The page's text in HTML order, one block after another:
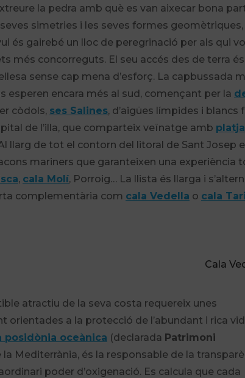
la pedra amb què es van aixecar bona
simetries i les seves formes geomètriques,
és gairebé un lloc de peregrinació per als qui
més concorreguts. El seu accés des de terra és
sense cap mena d’esforç. La capbussada
esperen encara més al sud, començant per la
còdols, ses Salines, d’aigües límpides i blancs
de l’illa, que comparteix veïnatge amb platja
llarg de tot el contorn del litoral de Sant Josep
mariners que garanteixen una experiència
, cala Molí, Porroig… La llista és llarga i
complementària com cala Vedella o cala
Cala
atractiu de la seva costa requereix unes
a la protecció de l’abundant i rica
posidònia oceànica (declarada Patrimoni
Mediterrània, és la responsable de la
poder d’oxigenació. Es calcula que cada